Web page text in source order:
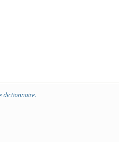
dictionnaire.